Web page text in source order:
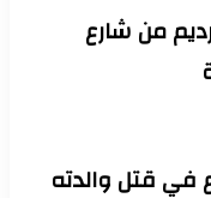
يرفع 20 طن رديم من شارع
في قتل والدته